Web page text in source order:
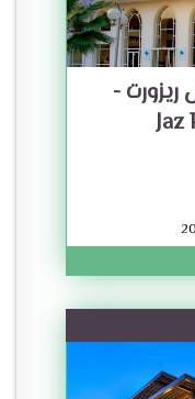
ريزورت -
Jaz